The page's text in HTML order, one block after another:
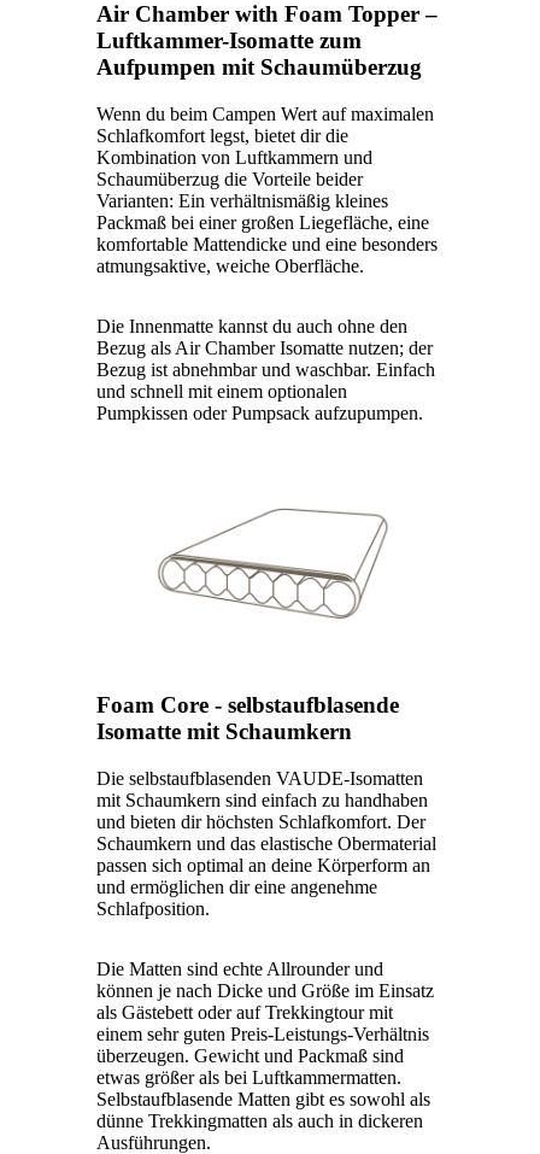
Air Chamber with Foam Topper –
Luftkammer-Isomatte zum
Aufpumpen mit Schaumüberzug
Wenn du beim Campen Wert auf maximalen
Schlafkomfort legst, bietet dir die
Kombination von Luftkammern und
Schaumüberzug die Vorteile beider
Varianten: Ein verhältnismäßig kleines
Packmaß bei einer großen Liegefläche, eine
komfortable Mattendicke und eine besonders
atmungsaktive, weiche Oberfläche.
Die Innenmatte kannst du auch ohne den
Bezug als Air Chamber Isomatte nutzen; der
Bezug ist abnehmbar und waschbar. Einfach
und schnell mit einem optionalen
Pumpkissen oder Pumpsack aufzupumpen.
Foam Core - selbstaufblasende
Isomatte mit Schaumkern
Die selbstaufblasenden VAUDE-Isomatten
mit Schaumkern sind einfach zu handhaben
und bieten dir höchsten Schlafkomfort. Der
Schaumkern und das elastische Obermaterial
passen sich optimal an deine Körperform an
und ermöglichen dir eine angenehme
Schlafposition.
Die Matten sind echte Allrounder und
können je nach Dicke und Größe im Einsatz
als Gästebett oder auf Trekkingtour mit
einem sehr guten Preis-Leistungs-Verhältnis
überzeugen. Gewicht und Packmaß sind
etwas größer als bei Luftkammermatten.
Selbstaufblasende Matten gibt es sowohl als
dünne Trekkingmatten als auch in dickeren
Ausführungen.